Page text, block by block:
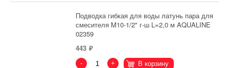
Подводка гибкая для воды латунь пара для
смесителя M10-1/2" г-ш L=2,0 м AQUALINE
02359
443
- + В корзину